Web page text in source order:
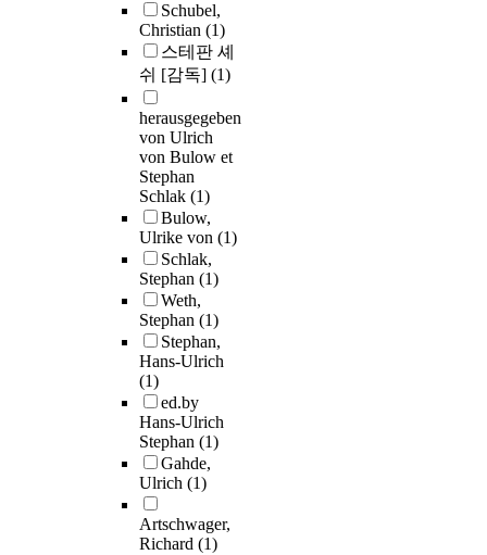
Schubel,
Christian (1)
스테판 셰
쉬 [감독] (1)
herausgegeben
von Ulrich
von Bulow et
Stephan
Schlak (1)
Bulow,
Ulrike von (1)
Schlak,
Stephan (1)
Weth,
Stephan (1)
Stephan,
Hans-Ulrich
(1)
ed.by
Hans-Ulrich
Stephan (1)
Gahde,
Ulrich (1)
Artschwager,
Richard (1)